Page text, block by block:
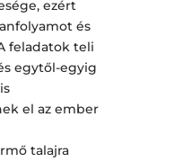
ezért
és
feladatok teli
egytől-egyig
el az ember
talajra